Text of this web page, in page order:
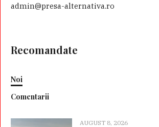
admin@presa-alternativa.ro
Recomandate
Noi
Comentarii
AUGUST 8, 2026